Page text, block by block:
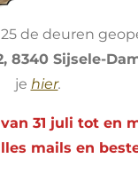
de deuren
8340 Sijsele-
je hier.
31 juli tot en
mails en